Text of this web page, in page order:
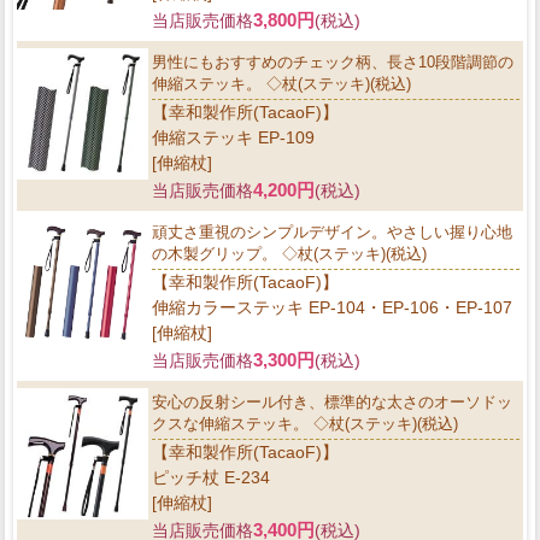
当店販売価格3,800円(税込)
男性にもおすすめのチェック柄、長さ10段階調節の
伸縮ステッキ。 ◇杖(ステッキ)(税込)
【幸和製作所(TacaoF)】
伸縮ステッキ EP-109
[伸縮杖]
当店販売価格4,200円(税込)
頑丈さ重視のシンプルデザイン。やさしい握り心地
の木製グリップ。 ◇杖(ステッキ)(税込)
【幸和製作所(TacaoF)】
伸縮カラーステッキ EP-104・EP-106・EP-107
[伸縮杖]
当店販売価格3,300円(税込)
安心の反射シール付き、標準的な太さのオーソドッ
クスな伸縮ステッキ。 ◇杖(ステッキ)(税込)
【幸和製作所(TacaoF)】
ピッチ杖 E-234
[伸縮杖]
当店販売価格3,400円(税込)